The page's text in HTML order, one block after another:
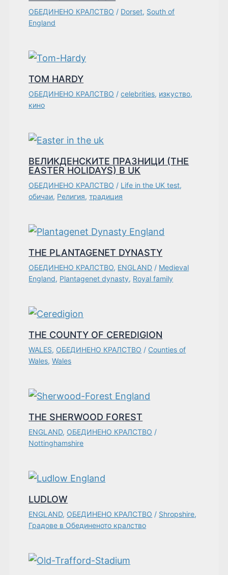
ОБЕДИНЕНО КРАЛСТВО / Dorset, South of
England
TOM HARDY
ОБЕДИНЕНО КРАЛСТВО /celebrities, изкуство,
кино
ВЕЛИКДЕНСКИТЕ ПРАЗНИЦИ (THE
EASTER HOLIDAYS) В UK
ОБЕДИНЕНО КРАЛСТВО / Life in the UK test,
обичаи, Религия,традиция
THE PLANTAGENET DYNASTY
ОБЕДИНЕНО КРАЛСТВО, ENGLAND / Medieval
England, Plantagenet dynasty, Royal family
THE COUNTY OF CEREDIGION
WALES, ОБЕДИНЕНО КРАЛСТВО / Counties of
Wales,Wales
THE SHERWOOD FOREST
ENGLAND, ОБЕДИНЕНО КРАЛСТВО /
Nottinghamshire
LUDLOW
ENGLAND, ОБЕДИНЕНО КРАЛСТВО / Shropshire,
Градове в Обединеното кралство